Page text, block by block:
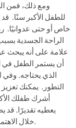
ومع ذلك، فمن
للطفل الأكبر سنًا.
خاص أو حتى عدوانيًا.
الراحة الجسدية
علامة على أنه يبحث
أن يستمر الطفل في
الذي يحتاجه. وفي
التطور. يمكنك
أشرك طفلك
يعطيه تقديرًا. قد
خلال الاهتمام بالطفل الرضيع. تحدث عن الأدوار الجديدة.